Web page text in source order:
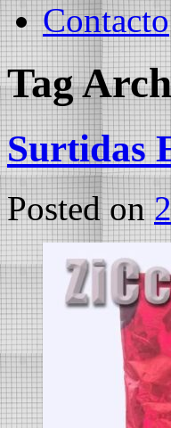
Contacto
Tag
Surtidas
Posted on